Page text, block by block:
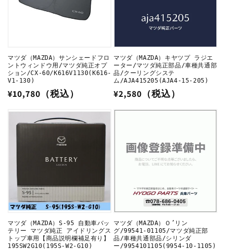
マツダ（MAZDA）サンシェードフロ
ントウィンドウ用/マツダ純正オプ
ション/CX-60/K616V1130(K616-
V1-130)
通
格
¥10,780（税込）
マツダ（MAZDA）キヤツプ ラジエ
ーター/マツダ純正部品/車種共通部
品/クーリングシステ
ム/AJA415205(AJA4-15-205)
通
¥2,580（税込）
マツダ（MAZDA）S-95 自動車バッ
テリー マツダ純正 アイドリングス
トップ車用【商品説明欄補足有り】
195SW2G10(195S-W2-G10)
マツダ（MAZDA）Ｏ’リン
グ/99541-01105/マツダ純正部
品/車種共通部品/シリンダ
ー/9954101105(9954-10-1105)